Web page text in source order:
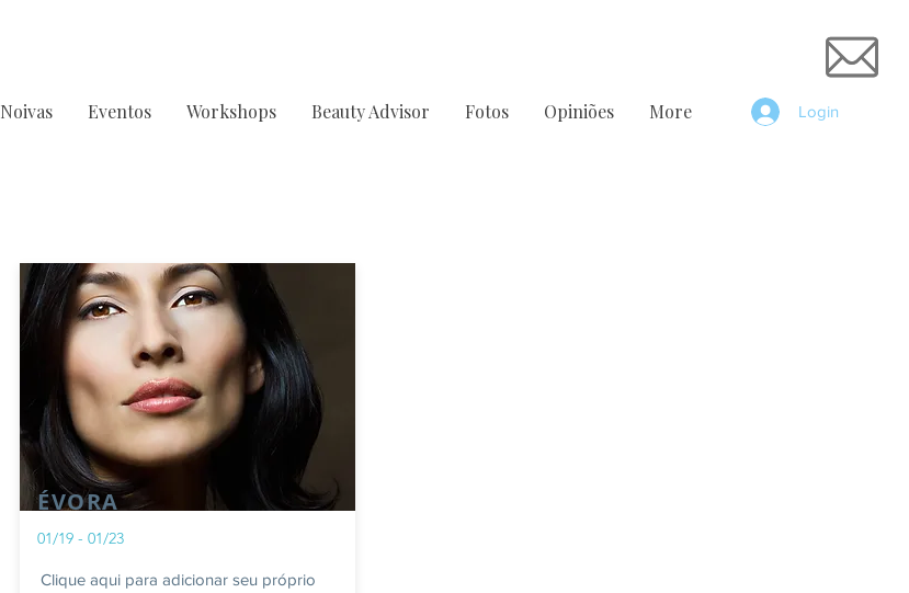
Noivas Eventos Workshops Beauty Advisor Fotos Opiniões More Login
ÉVORA
01/19 - 01/23
Clique aqui para adicionar seu próprio